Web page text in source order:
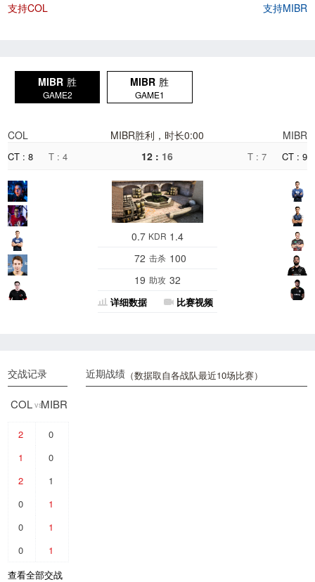
支持MIBR
支持COL
MIBR 胜
GAME2
MIBR 胜
GAME1
COL MIBR胜利，时长0:00 MIBR
CT : 8 T : 4 12 : 16 T : 7 CT : 9
0.7 KDR 1.4
72 击杀 100
19 助攻 32
详细数据 比赛视频
近期战绩（数据取自各战队最近10场比赛）
交战记录
COL vsMIBR
2
0
1
0
2
1
0
1
0
1
0
1
查看全部交战